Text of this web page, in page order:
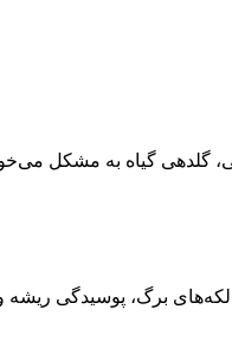
گلدهی گیاه به مشکل
به لکه‌های برگ، پوسیدگی